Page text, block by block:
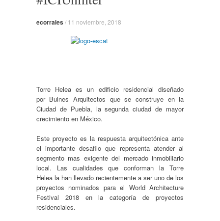
ecorrales/ 11 noviembre, 2018
Torre Helea es un edificio residencial diseñado
por Bulnes Arquitectos que se construye en la
Ciudad de Puebla, la segunda ciudad de mayor
crecimiento en México.
Este proyecto es la respuesta arquitectónica ante
el importante desafilo que representa atender al
segmento mas exigente del mercado inmobiliario
local. Las cualidades que conforman la Torre
Helea la han llevado recientemente a ser uno de los
proyectos nominados para el World Architecture
Festival 2018 en la categoría de proyectos
residenciales.